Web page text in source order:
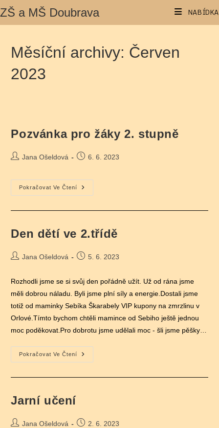
Přejít
k
ZŠ a MŠ Doubrava NABÍDKA
Měsíční archivy: Červen
2023
Pozvánka pro žáky 2. stupně
AutorJana Ošeldová
Příspěvek
6. 6. 2023
Pokračovat Ve Čtení
Pozvánka
Pro
Den dětí ve 2.třídě
AutorJana Ošeldová
Příspěvek
5. 6. 2023
Rozhodli jsme se si svůj den pořádně užít. Už od rána jsme
měli dobrou náladu. Byli jsme plní síly a energie.Dostali jsme
totiž od maminky Sebíka Škarabely VIP kupony na zmrzlinu v
Orlové.Tímto bychom chtěli mamince od Sebiho ještě jednou
moc poděkovat.Pro dobrotu jsme udělali moc - šli jsme pěšky…
Pokračovat Ve Čtení
Den
Dětí
Jarní učení
AutorJana Ošeldová
Příspěvek
2. 6. 2023